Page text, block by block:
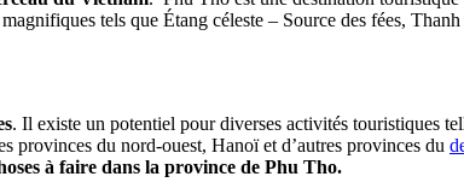
tels que Étang céleste – Source des fées,
. Il existe un potentiel pour diverses activités touristiques
provinces du nord-ouest, Hanoï et d’autres provinces du
à faire dans la province de Phu Tho.